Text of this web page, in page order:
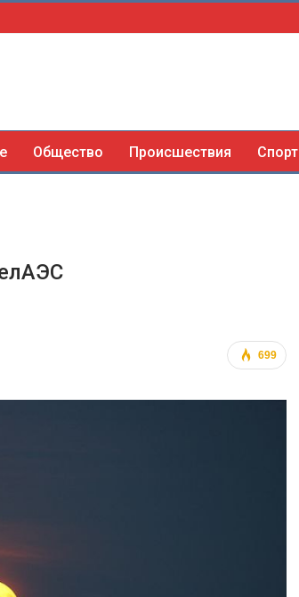
Общество Происшествия Спорт
699